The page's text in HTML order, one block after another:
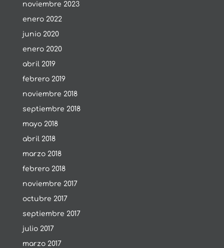
noviembre 2023
enero 2022
junio 2020
enero 2020
abril 2019
febrero 2019
noviembre 2018
septiembre 2018
mayo 2018
abril 2018
marzo 2018
febrero 2018
noviembre 2017
octubre 2017
septiembre 2017
julio 2017
marzo 2017